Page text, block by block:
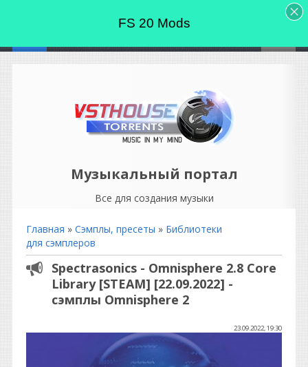
Музыкальный портал
Все для создания музыки
Главная » Сэмплы, пресеты » Библиотеки
для сэмплеров
Spectrasonics - Omnisphere 2.8 Core
Library [STEAM] [22.09.2022] -
сэмплы Omnisphere 2
23.09.2022, 19:30
FS 20 Mods